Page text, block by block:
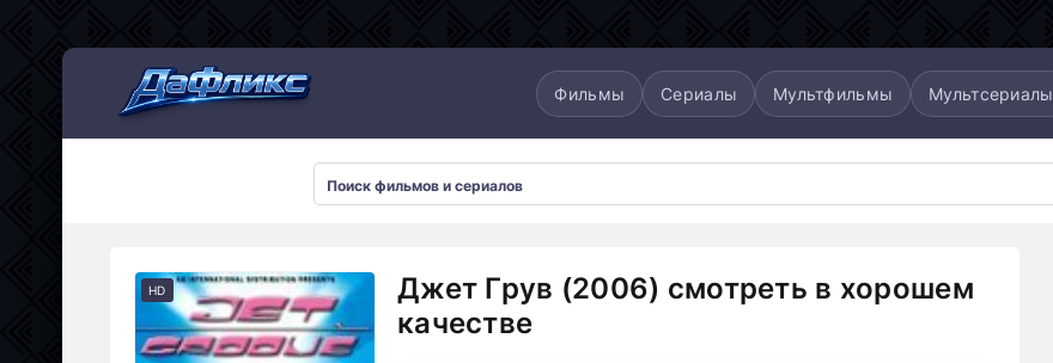
Фильмы Сериалы Мультфильмы Мультсериалы
HD
Джет Грув (2006) смотреть в хорошем
качестве
Мультсериалы